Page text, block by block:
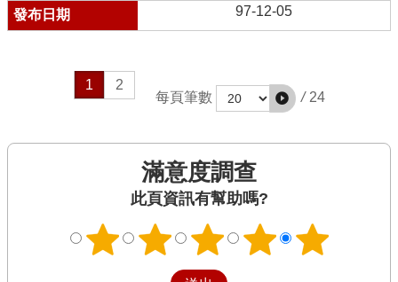
97-12-05
1
2
每頁筆數
/ 24
滿意度調查
此頁資訊有幫助嗎?